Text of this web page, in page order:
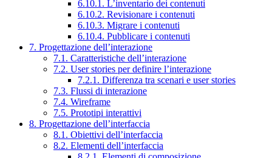
6.10.1. L’inventario dei contenuti
6.10.2. Revisionare i contenuti
6.10.3. Migrare i contenuti
6.10.4. Pubblicare i contenuti
7. Progettazione dell’interazione
7.1. Caratteristiche dell’interazione
7.2. User stories per definire l’interazione
7.2.1. Differenza tra scenari e user stories
7.3. Flussi di interazione
7.4. Wireframe
7.5. Prototipi interattivi
8. Progettazione dell’interfaccia
8.1. Obiettivi dell’interfaccia
8.2. Elementi dell’interfaccia